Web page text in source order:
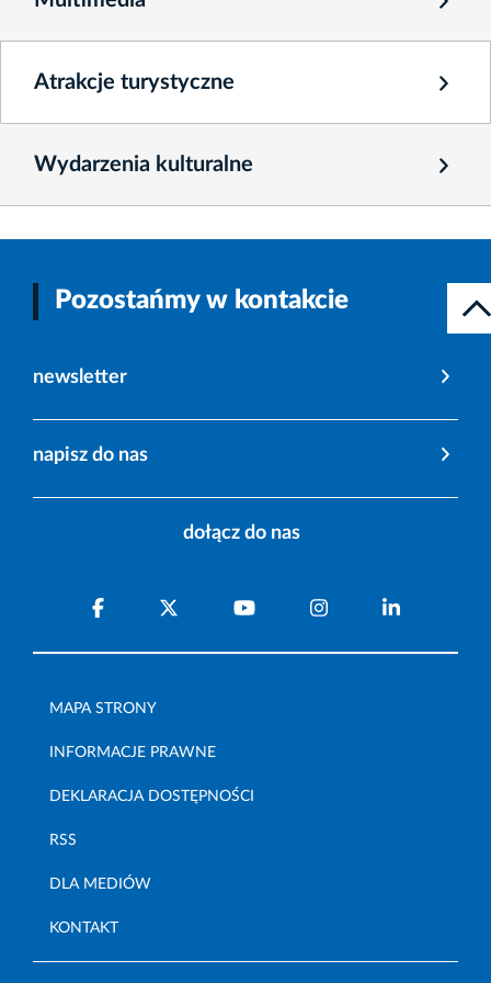
Atrakcje turystyczne
Wydarzenia kulturalne
Pozostańmy w kontakcie
newsletter
napisz do nas
dołącz do nas
MAPA STRONY
INFORMACJE PRAWNE
DEKLARACJA DOSTĘPNOŚCI
RSS
DLA MEDIÓW
KONTAKT